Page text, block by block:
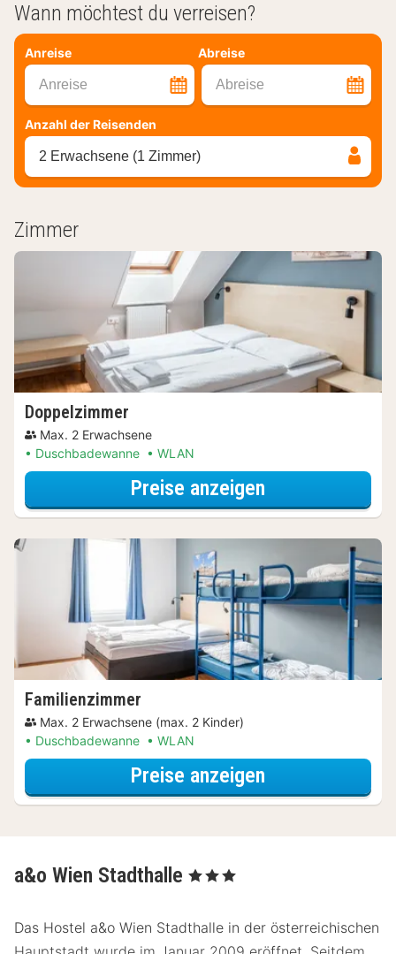
Wann möchtest du verreisen?
Anreise Abreise
Anreise Abreise
Anzahl der Reisenden
2 Erwachsene (1 Zimmer)
Zimmer
Doppelzimmer
Max. 2 Erwachsene
Duschbadewanne
WLAN
Preise anzeigen
Familienzimmer
Max. 2 Erwachsene (max. 2 Kinder)
Duschbadewanne
WLAN
Preise anzeigen
a&o Wien Stadthalle , 3 Sterne
Das Hostel a&o Wien Stadthalle in der österreichischen